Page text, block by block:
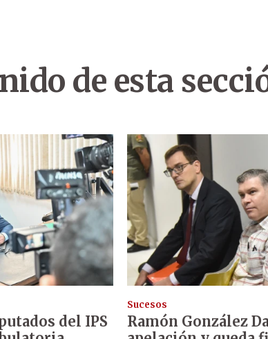
de esta
del IPS
Sucesos
Ramón González